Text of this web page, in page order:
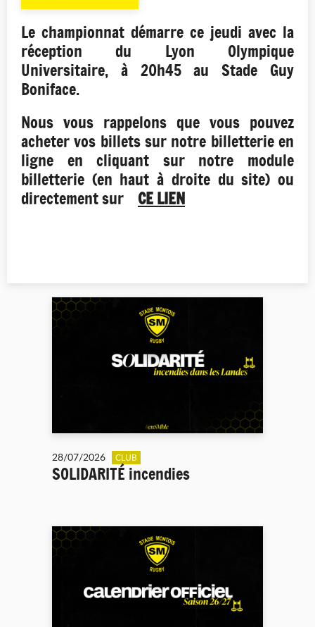
Le championnat démarre ce jeudi avec la
réception du Lyon Olympique
Universitaire, à 20h45 au Stade Guy
Boniface.
Nous vous rappelons que vous pouvez
acheter vos billets sur notre billetterie en
ligne en cliquant sur notre module
billetterie (en haut à droite du site) ou
directement sur CE LIEN
28/07/2026 CLUB
SOLIDARITÉ incendies